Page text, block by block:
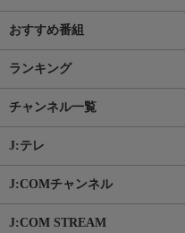
おすすめ番組
ランキング
チャンネル一覧
J:テレ
J:COMチャンネル
J:COM STREAM